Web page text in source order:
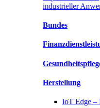
industrieller
Bundes
Herstellung
IoT Edge –